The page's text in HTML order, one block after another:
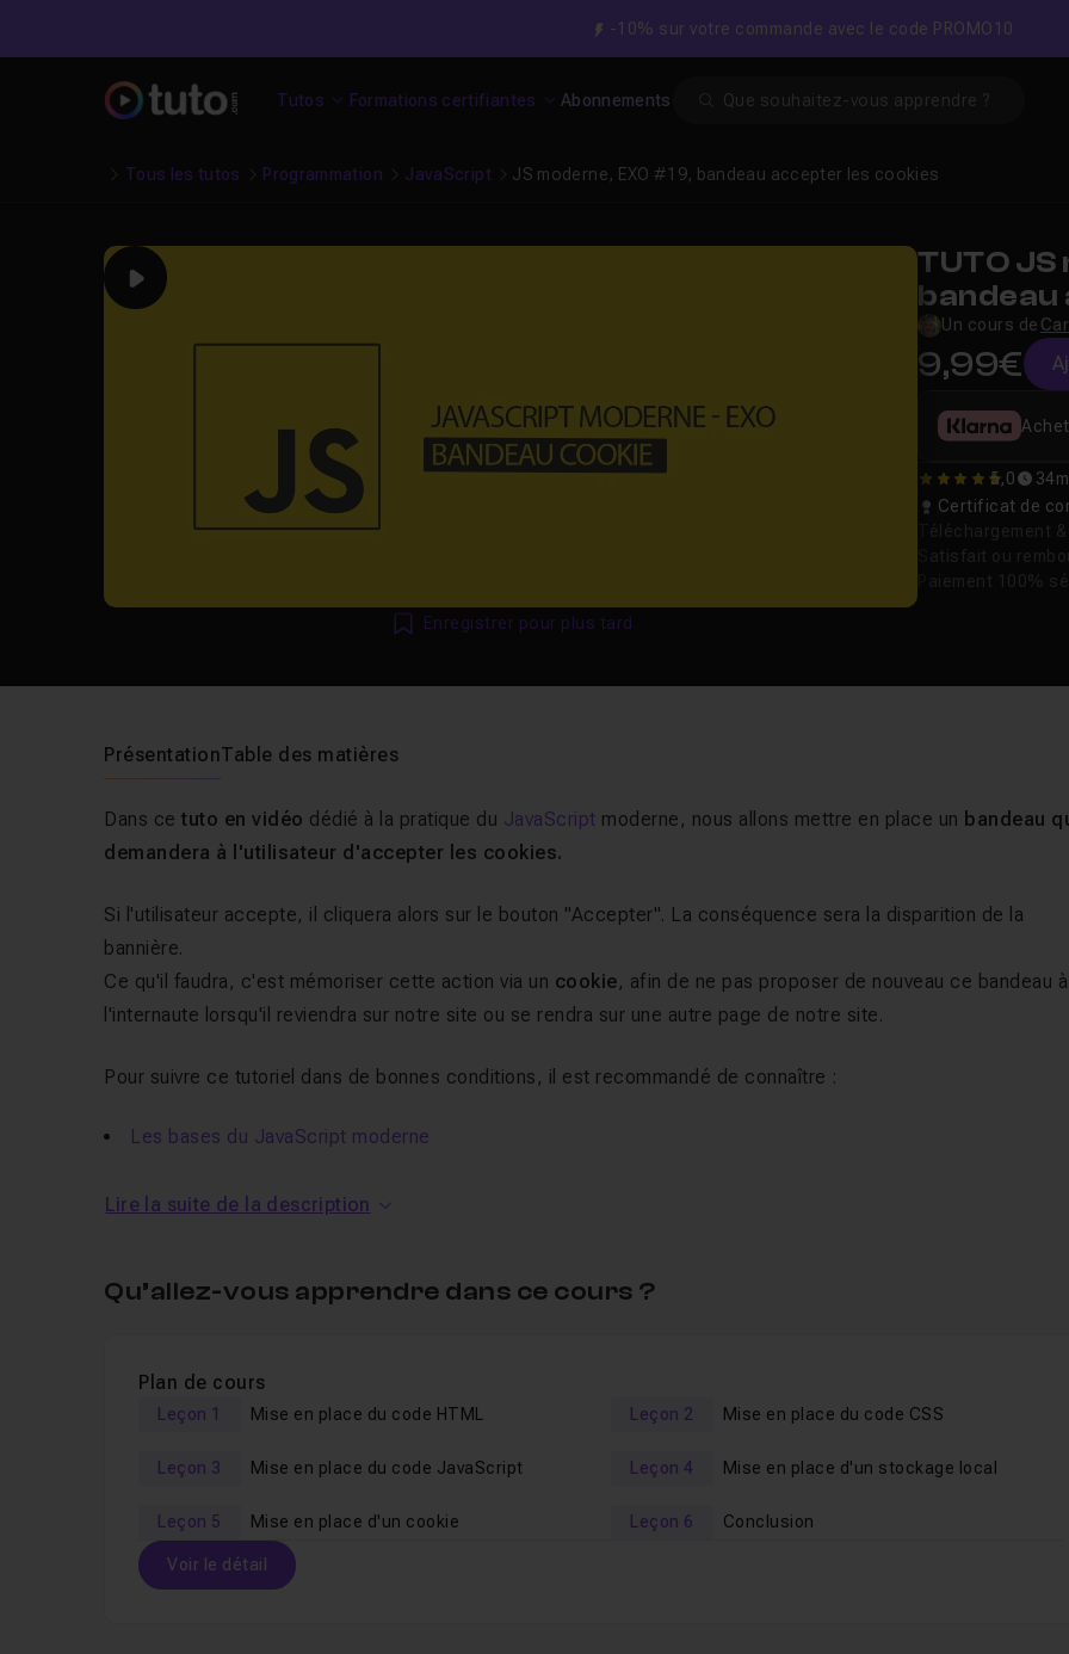
-10% sur votre commande avec le code PROMO10
Tutos Formations certifiantes Abonnements
Tous les tutos Programmation JavaScript JS moderne, EXO #19, bandeau accepter les cookies
Play
Enregistrer pour plus tard
TUTO
bandeau
Un cours de
9,99€
5 5,0
Certificat de
PrésentationTable des matières
Dans cetuto en vidéo dédié à la pratique du JavaScript moderne, nous allons mettre en place un bandeau
demandera à l'utilisateur d'accepter les cookies.
Si l'utilisateur accepte, il cliquera alors sur le bouton "Accepter". La conséquence sera la disparition de la
bannière.
Ce qu'il faudra, c'est mémoriser cette action via un cookie, afin de ne pas proposer de nouveau ce bandeau à
l'internaute lorsqu'il reviendra sur notre site ou se rendra sur une autre page de notre site.
Pour suivre ce tutoriel dans de bonnes conditions, il est recommandé de connaître :
Les bases du JavaScript moderne
Le local storage en JavaScript moderne
Lire la suite de la description
Qu’allez-vous apprendre dans ce cours ?
Plan de cours
Leçon 1 Mise en place du code HTML Leçon 2 Mise en place du code CSS
Leçon 3 Mise en place du code JavaScript Leçon 4 Mise en place d'un stockage local
Leçon 5 Mise en place d'un cookie Leçon 6 Conclusion
Voir le détail